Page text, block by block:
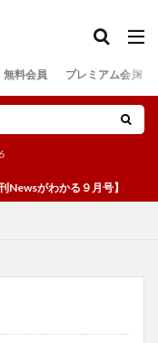
無料会員 プレミアム会員
がわかる９月号】